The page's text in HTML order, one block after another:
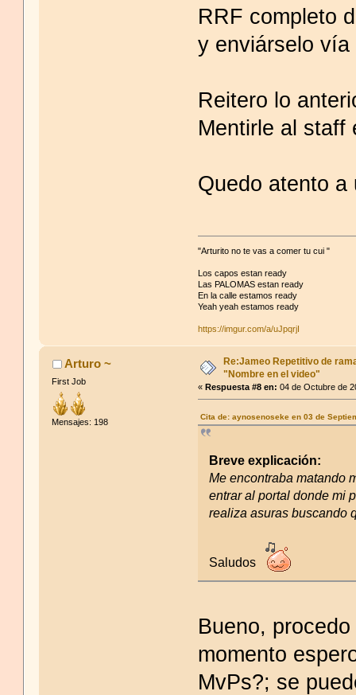
RRF completo
y enviárselo
Reitero lo
Mentirle al staff
Quedo atento a
"Arturito no te vas a comer tu cui "
Los capos estan ready
Las PALOMAS estan ready
En la calle estamos ready
Yeah yeah estamos ready
https://imgur.com/a/uJpqrjI
Arturo ~
First Job
Mensajes: 198
Re:Jameo Repetitivo de
"Nombre en el video"
«Respuesta #8 en: 04 de Octubre de
Cita de: aynosenoseke en 03 de
Breve explicación:
Me encontraba matando
entrar al portal donde mi
realiza asuras buscando
Saludos
Bueno,
momento
MvPs?; se